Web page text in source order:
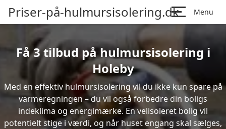
Priser-på-hulmursisolering.dk Menu
Få 3 tilbud på hulmursisolering i
Holeby
Med en effektiv hulmursisolering vil du ikke kun spare på
varmeregningen – du vil også forbedre din boligs
indeklima og energimærke. En velisoleret bolig vil
potentielt stige i værdi, og når huset engang skal sælges,